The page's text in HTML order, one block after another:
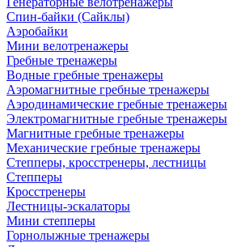
Спин-байки (Сайклы)
Аэробайки
Мини велотренажеры
Гребные тренажеры
Водные гребные тренажеры
Аэромагнитные гребные тренажеры
Аэродинамические гребные тренажеры
Электромагнитные гребные тренажеры
Магнитные гребные тренажеры
Механические гребные тренажеры
Степперы, кросстренеры, лестницы
Степперы
Кросстренеры
Лестницы-эскалаторы
Мини степперы
Горнолыжные тренажеры